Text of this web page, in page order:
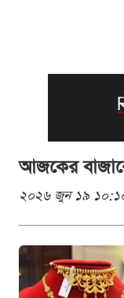
আজকের
২০২৬ জুন ১৯